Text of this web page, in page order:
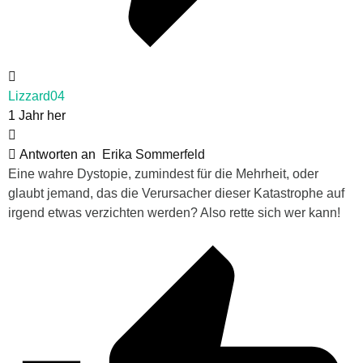
Lizzard04
1 Jahr her
Antworten an
Erika Sommerfeld
Eine wahre Dystopie, zumindest für die Mehrheit, oder
glaubt jemand, das die Verursacher dieser Katastrophe auf
irgend etwas verzichten werden? Also rette sich wer kann!